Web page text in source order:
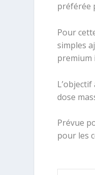
préférée
Pour
simples
premium
dose
Prévue
pour les